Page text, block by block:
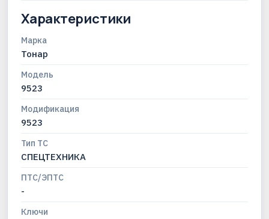
Характеристики
Марка
Тонар
Модель
9523
Модификация
9523
Тип ТС
СПЕЦТЕХНИКА
ПТС/ЭПТС
-
Ключи